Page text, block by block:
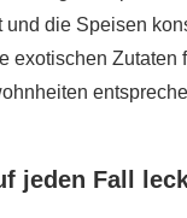
die Speisen
exotischen
jeden Fall